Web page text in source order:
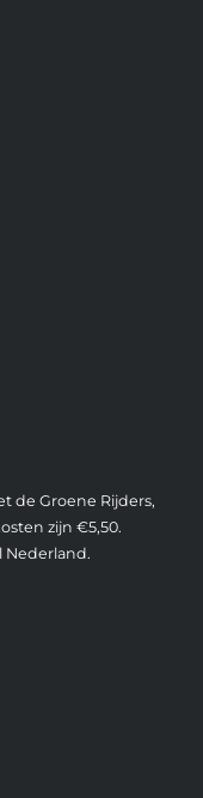
de Groene Rijders,
zijn €5,50.
Nederland.